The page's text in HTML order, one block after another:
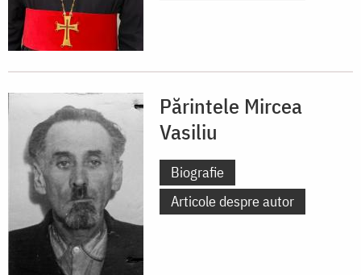
Părintele Mircea
Vasiliu
Biografie
Articole despre autor